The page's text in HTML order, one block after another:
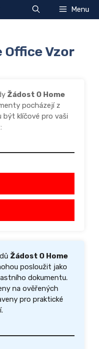
Menu
Office Vzor
Žádost O Home
pocházejí z
být klíčové pro vaši
Žádost O Home
posloužit jako
dokumentu.
na ověřených
pro praktické